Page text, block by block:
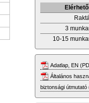
3
10-15
Adatlap, EN
Általános
biztonsági útmutató